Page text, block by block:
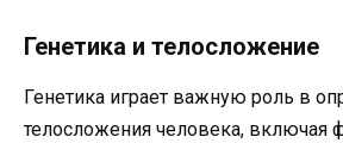
Генетика и телосложение
Генетика играет важную роль в
телосложения человека, включая